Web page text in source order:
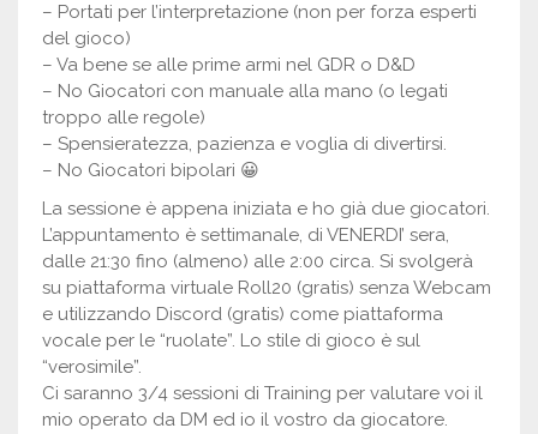
– Portati per l’interpretazione (non per forza esperti
del gioco)
– Va bene se alle prime armi nel GDR o D&D
– No Giocatori con manuale alla mano (o legati
troppo alle regole)
– Spensieratezza, pazienza e voglia di divertirsi.
– No Giocatori bipolari 😀
La sessione è appena iniziata e ho già due giocatori.
L’appuntamento è settimanale, di VENERDI’ sera,
dalle 21:30 fino (almeno) alle 2:00 circa. Si svolgerà
su piattaforma virtuale Roll20 (gratis) senza Webcam
e utilizzando Discord (gratis) come piattaforma
vocale per le “ruolate”. Lo stile di gioco è sul
“verosimile”.
Ci saranno 3/4 sessioni di Training per valutare voi il
mio operato da DM ed io il vostro da giocatore.